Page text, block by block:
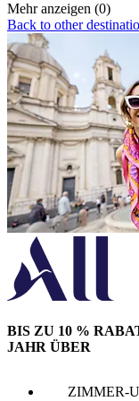
Mehr anzeigen (0)
Back to other
BIS ZU 10 %
JAHR ÜBER
ZIMMER-